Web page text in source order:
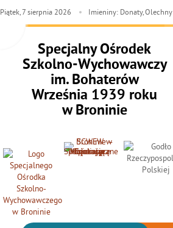
Specjalny Ośrodek
Szkolno-Wychowawczy
im. Bohaterów
Września 1939 roku
w Broninie
Piątek, 7 sierpnia 2026 Imieniny: Donaty, Olechny